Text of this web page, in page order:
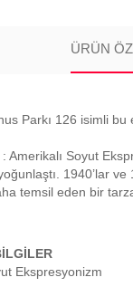
ÜRÜN
Parkı 126 isimli
: Amerikalı Soyut
1940’lar ve
temsil eden bir
Ekspresyonizm